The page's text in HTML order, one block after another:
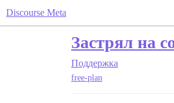
Discourse Meta
Застрял на
Поддержка
free-plan